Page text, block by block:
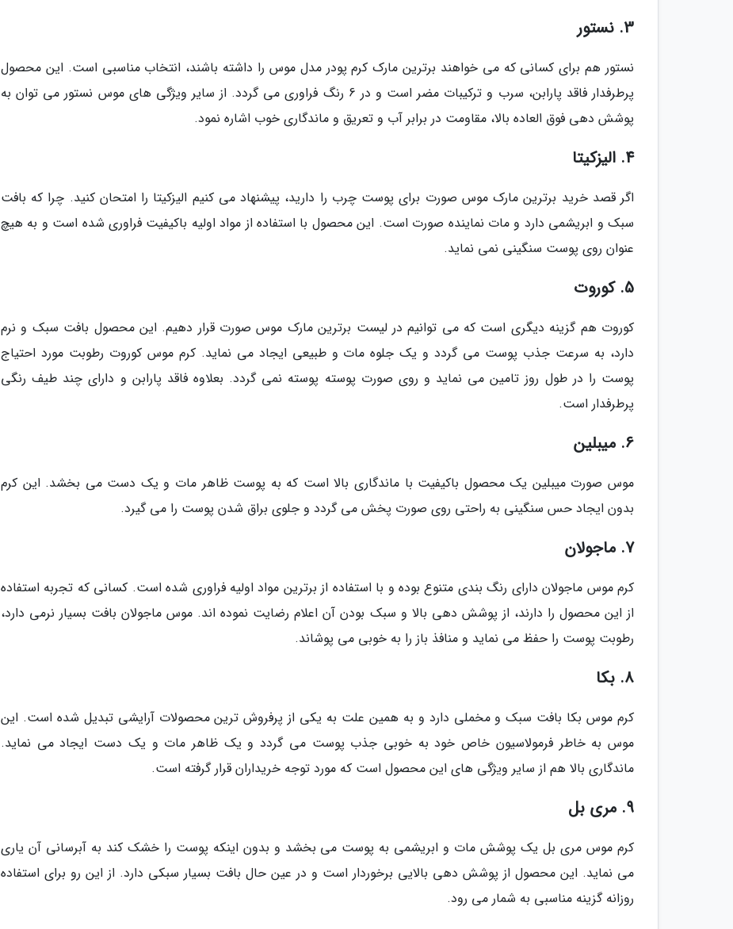
3. نستور
نستور هم برای کسانی که می خواهند برترین مارک کرم پودر مدل موس را داشته باشند، انتخاب مناسبی است. این محصول
پرطرفدار فاقد پارابن، سرب و ترکیبات مضر است و در 6 رنگ فراوری می گردد. از سایر ویژگی های موس نستور می توان به
پوشش دهی فوق العاده بالا، مقاومت در برابر آب و تعریق و ماندگاری خوب اشاره نمود.
4. الیزکیتا
اگر قصد خرید برترین مارک موس صورت برای پوست چرب را دارید، پیشنهاد می کنیم الیزکیتا را امتحان کنید. چرا که بافت
سبک و ابریشمی دارد و مات نماینده صورت است. این محصول با استفاده از مواد اولیه باکیفیت فراوری شده است و به هیچ
عنوان روی پوست سنگینی نمی نماید.
5. کوروت
کوروت هم گزینه دیگری است که می توانیم در لیست برترین مارک موس صورت قرار دهیم. این محصول بافت سبک و نرم
دارد، به سرعت جذب پوست می گردد و یک جلوه مات و طبیعی ایجاد می نماید. کرم موس کوروت رطوبت مورد احتیاج
پوست را در طول روز تامین می نماید و روی صورت پوسته پوسته نمی گردد. بعلاوه فاقد پارابن و دارای چند طیف رنگی
پرطرفدار است.
6. میبلین
موس صورت میبلین یک محصول باکیفیت با ماندگاری بالا است که به پوست ظاهر مات و یک دست می بخشد. این کرم
بدون ایجاد حس سنگینی به راحتی روی صورت پخش می گردد و جلوی براق شدن پوست را می گیرد.
7. ماجولان
کرم موس ماجولان دارای رنگ بندی متنوع بوده و با استفاده از برترین مواد اولیه فراوری شده است. کسانی که تجربه استفاده
از این محصول را دارند، از پوشش دهی بالا و سبک بودن آن اعلام رضایت نموده اند. موس ماجولان بافت بسیار نرمی دارد،
رطوبت پوست را حفظ می نماید و منافذ باز را به خوبی می پوشاند.
8. بکا
کرم موس بکا بافت سبک و مخملی دارد و به همین علت به یکی از پرفروش ترین محصولات آرایشی تبدیل شده است. این
موس به خاطر فرمولاسیون خاص خود به خوبی جذب پوست می گردد و یک ظاهر مات و یک دست ایجاد می نماید.
ماندگاری بالا هم از سایر ویژگی های این محصول است که مورد توجه خریداران قرار گرفته است.
9. مری بل
کرم موس مری بل یک پوشش مات و ابریشمی به پوست می بخشد و بدون اینکه پوست را خشک کند به آبرسانی آن یاری
می نماید. این محصول از پوشش دهی بالایی برخوردار است و در عین حال بافت بسیار سبکی دارد. از این رو برای استفاده
روزانه گزینه مناسبی به شمار می رود.